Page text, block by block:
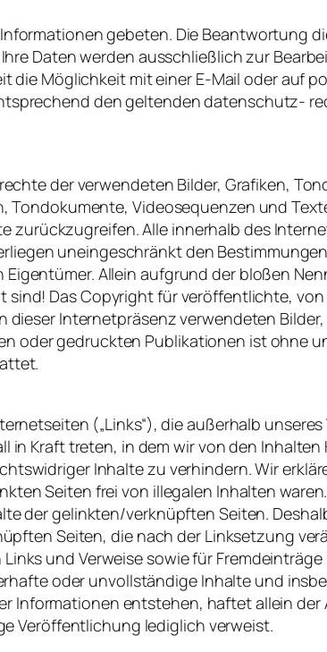
gebeten. Die Beantwortung
Daten werden ausschließlich zur
die Möglichkeit mit einer E-Mail oder auf
den geltenden datenschutz-
der verwendeten Bilder, Grafiken,
Tondokumente, Videosequenzen und
zurückzugreifen. Alle innerhalb des
uneingeschränkt den
Allein aufgrund der bloßen
Das Copyright für veröffentlichte,
dieser Internetpräsenz verwendeten
oder gedruckten Publikationen ist ohne
(„Links“), die außerhalb
in Kraft treten, in dem wir von den
Inhalte zu verhindern. Wir
Seiten frei von illegalen Inhalten
der gelinkten/verknüpften Seiten.
Seiten, die nach der Linksetzung
und Verweise sowie für
oder unvollständige Inhalte und
entstehen, haftet allein der
Veröffentlichung lediglich verweist.